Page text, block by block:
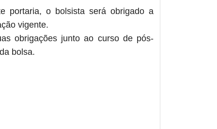
portaria, o bolsista será obrigado a
vigente.
obrigações junto ao curso de pós-
bolsa.